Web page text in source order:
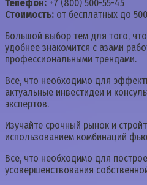
Телефон: +7 (800) 500-55-45
Стоимость: от бесплатных до
Большой выбор тем для того,
удобнее знакомится с азами
профессиональными трендами.
Все, что необходимо для
актуальные инвестидеи и
экспертов.
Изучайте срочный рынок и
использованием комбинаций
Все, что необходимо для
усовершенствования